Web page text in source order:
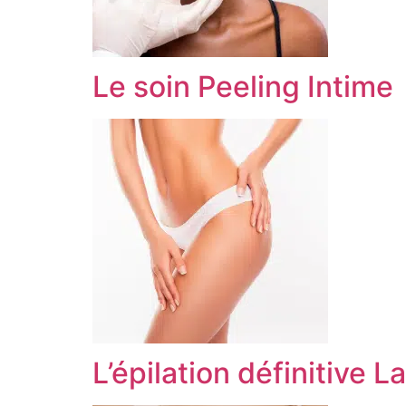
Le soin Peeling Intime
L’épilation définitive